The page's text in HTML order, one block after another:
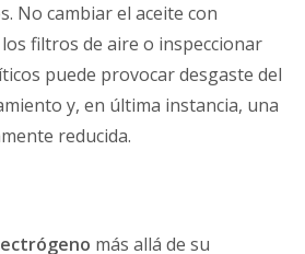
No cambiar el aceite con
filtros de aire o inspeccionar
puede provocar desgaste del
y, en última instancia, una
reducida.
más allá de su